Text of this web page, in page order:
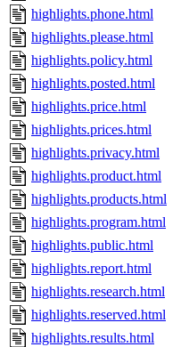
highlights.phone.html
highlights.please.html
highlights.policy.html
highlights.posted.html
highlights.price.html
highlights.prices.html
highlights.privacy.html
highlights.product.html
highlights.products.html
highlights.program.html
highlights.public.html
highlights.report.html
highlights.research.html
highlights.reserved.html
highlights.results.html